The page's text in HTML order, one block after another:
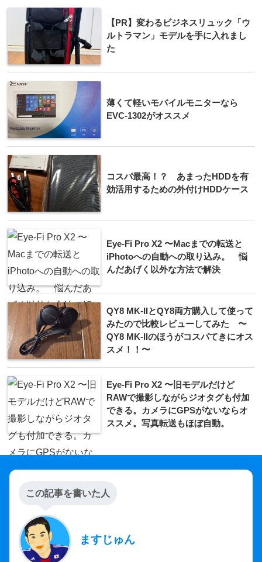
【PR】変わるビジネスリュック「ウ
ルトラマン」モデルを手に入れまし
た
薄くて軽いモバイルモニターなら
EVC-1302がオススメ
コスパ最高！？ あまったHDDを有
効活用するための外付けHDDケース
Eye-Fi Pro X2 〜Macまでの転送と
iPhotoへの自動への取り込み。 悩
んだあげく以外な方法で解決
QY8 MK-IIとQY8両方購入して使って
みたので比較レビューしてみた 〜
QY8 MK-IIのほうがコスパてきにオス
スメ！！〜
Eye-Fi Pro X2 〜旧モデルだけど
RAWで撮影しながらジオタグも付加
できる。カメラにGPSがないならオ
ススメ。写真転送もほぼ自動。
この記事を書いた人
ますじゅん